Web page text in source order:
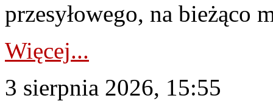
przesyłowego, na bieżąco
Więcej...
3 sierpnia 2026, 15:55